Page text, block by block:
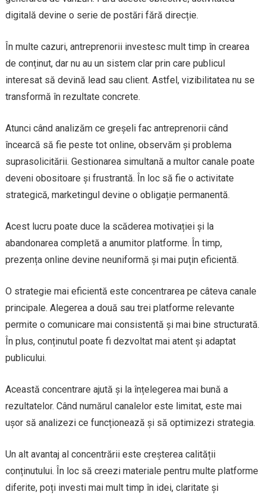
digitală devine o serie de postări fără direcție.
În multe cazuri, antreprenorii investesc mult timp în crearea
de conținut, dar nu au un sistem clar prin care publicul
interesat să devină lead sau client. Astfel, vizibilitatea nu se
transformă în rezultate concrete.
Atunci când analizăm ce greșeli fac antreprenorii când
încearcă să fie peste tot online, observăm și problema
suprasolicitării. Gestionarea simultană a multor canale poate
deveni obositoare și frustrantă. În loc să fie o activitate
strategică, marketingul devine o obligație permanentă.
Acest lucru poate duce la scăderea motivației și la
abandonarea completă a anumitor platforme. În timp,
prezența online devine neuniformă și mai puțin eficientă.
O strategie mai eficientă este concentrarea pe câteva canale
principale. Alegerea a două sau trei platforme relevante
permite o comunicare mai consistentă și mai bine structurată.
În plus, conținutul poate fi dezvoltat mai atent și adaptat
publicului.
Această concentrare ajută și la înțelegerea mai bună a
rezultatelor. Când numărul canalelor este limitat, este mai
ușor să analizezi ce funcționează și să optimizezi strategia.
Un alt avantaj al concentrării este creșterea calității
conținutului. În loc să creezi materiale pentru multe platforme
diferite, poți investi mai mult timp în idei, claritate și